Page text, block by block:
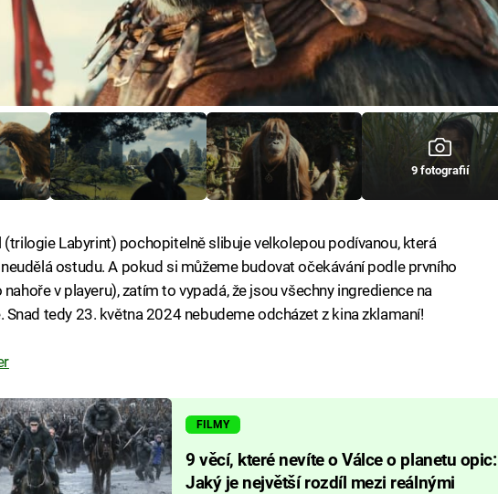
9 fotografií
(trilogie Labyrint) pochopitelně slibuje velkolepou podívanou, která
ostudu. A pokud si můžeme budovat očekávání podle prvního
v playeru), zatím to vypadá, že jsou všechny ingredience na
Snad tedy 23. května 2024 nebudeme odcházet z kina zklamaní!
FILMY
9 věcí, které nevíte o Válce o planetu opic:
Jaký je největší rozdíl mezi reálnými